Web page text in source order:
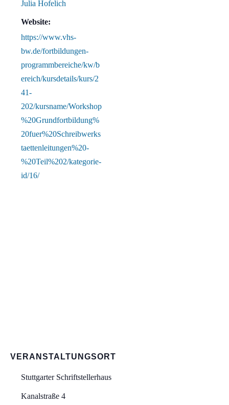
Julia Hofelich
Website:
https://www.vhs-
bw.de/fortbildungen-
programmbereiche/kw/b
ereich/kursdetails/kurs/2
41-
202/kursname/Workshop
%20Grundfortbildung%
20fuer%20Schreibwerks
taettenleitungen%20-
%20Teil%202/kategorie-
id/16/
VERANSTALTUNGSORT
Stuttgarter Schriftstellerhaus
Kanalstraße 4